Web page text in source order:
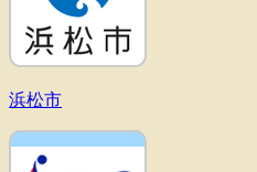
浜松市